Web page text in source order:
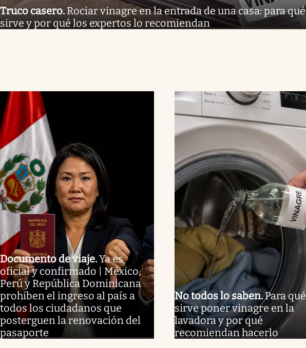
Truco casero. Rociar vinagre en la entrada de una casa: para qué
sirve y por qué los expertos lo recomiendan
Documento de viaje.Ya es
oficial y confirmado | México,
Perú y República Dominicana
prohíben el ingreso al país a
todos los ciudadanos que
posterguen la renovación del
pasaporte
No todos lo saben.Para qué
sirve poner vinagre en la
lavadora y por qué
recomiendan hacerlo